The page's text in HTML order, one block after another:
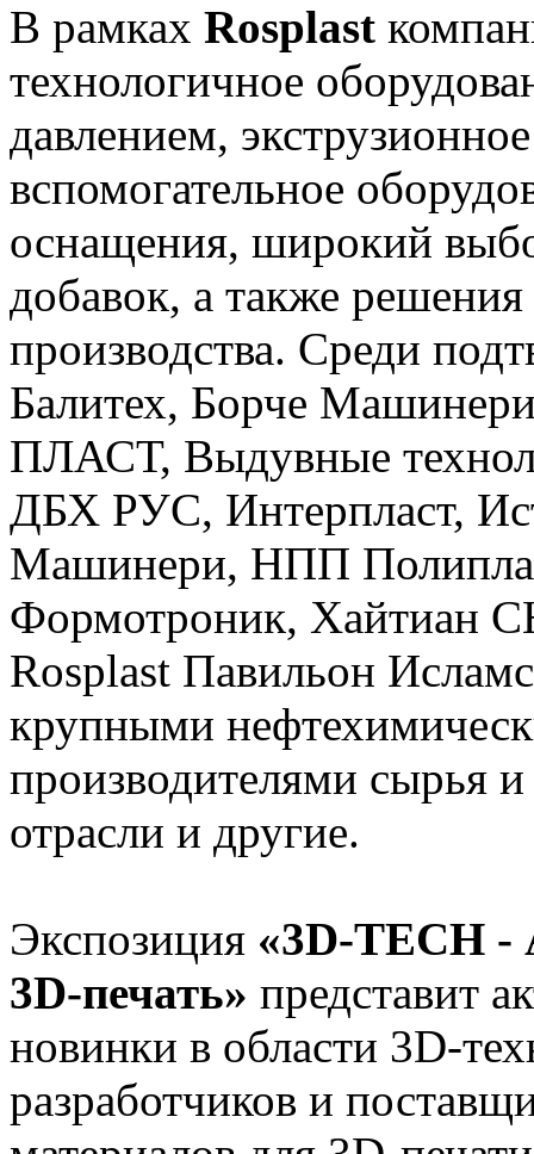
В рамках Rosplast
технологичное
давлением,
вспомогательное
оснащения, широкий
добавок, а также решения
производства. Среди
Балитех, Борче
ПЛАСТ, Выдувные
ДБХ РУС, Интерпласт,
Машинери, НПП
Формотроник, Хайтиан
Rosplast Павильон
крупными
производителями сырья
отрасли и другие.
Экспозиция «3D-TECH -
3D-печать» представит
новинки в области 3D-
разработчиков и